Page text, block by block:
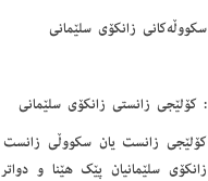
سکووڵەکانی زانکۆی سلێمانی
: کۆلێجی زانستی زانکۆی سلێمانی